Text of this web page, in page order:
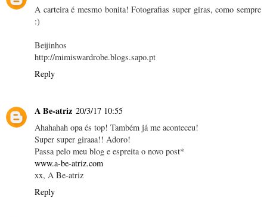
A carteira é mesmo bonita! Fotografias super giras, como sempre
:)
Beijinhos
http://mimiswardrobe.blogs.sapo.pt
Reply
A Be-atriz 20/3/17 10:55
Ahahahah opa és top! Também já me aconteceu!
Super super giraaa!! Adoro!
Passa pelo meu blog e espreita o novo post*
www.a-be-atriz.com
xx, A Be-atriz
Reply